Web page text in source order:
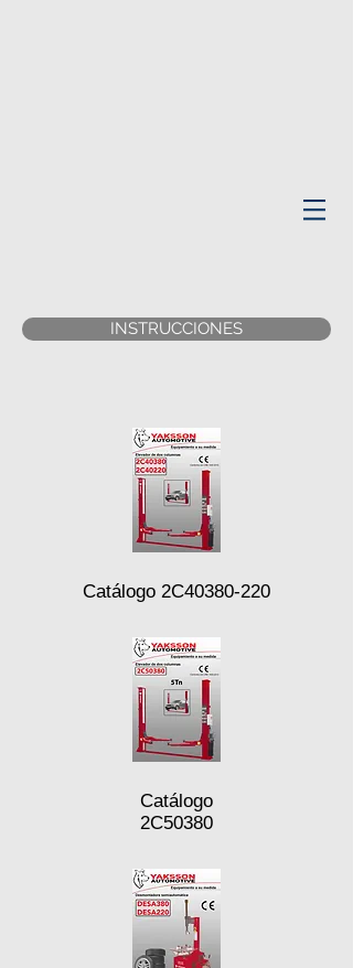
INSTRUCCIONES
Catálogo 2C40380-220
Catálogo
2C50380